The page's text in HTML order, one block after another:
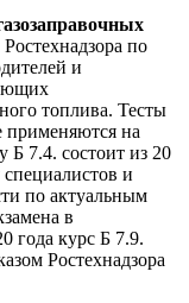
по
и
топлива. Тесты
применяются на
Б 7.4. состоит из 20
и
по актуальным
в
года курс Б 7.9.
Ростехнадзора